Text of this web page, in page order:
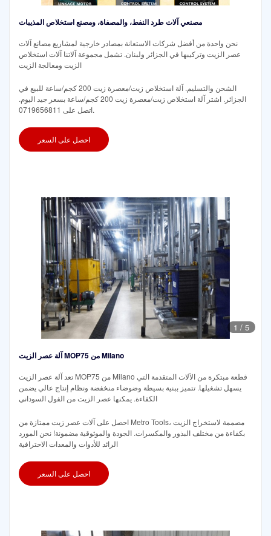
مصنعي آلات طرد النفط، والمصفاة، ومصنع استخلاص المذيبات
نحن واحدة من أفضل شركات الاستعانة بمصادر خارجية لمشاريع مصانع آلات
عصر الزيت وتركيبها في الجزائر ولبنان. تشمل مجموعة آلاتنا آلات استخلاص
الزيت ومعالجة الزيت
الشحن والتسليم. آلة استخلاص زيت/معصرة زيت 200 كجم/ساعة للبيع في
الجزائر. اشتر آلة استخلاص زيت/معصرة زيت 200 كجم/ساعة بسعر جيد اليوم.
اتصل على 0719656811.
احصل على السعر
1 / 5
آلة عصر الزيت MOP75 من Milano
تعد آلة عصر الزيت MOP75 من Milano قطعة مبتكرة من الآلات المتقدمة التي
يسهل تشغيلها. تتميز ببنية بسيطة وضوضاء منخفضة ونظام إنتاج عالي يضمن
الكفاءة. يمكنها عصر الزيت من الفول السوداني
احصل على آلات عصر زيت ممتازة من Metro Tools، مصممة لاستخراج الزيت
بكفاءة من مختلف البذور والمكسرات. الجودة والموثوقية مضمونة! نحن المورد
الرائد للأدوات والمعدات الاحترافية
احصل على السعر